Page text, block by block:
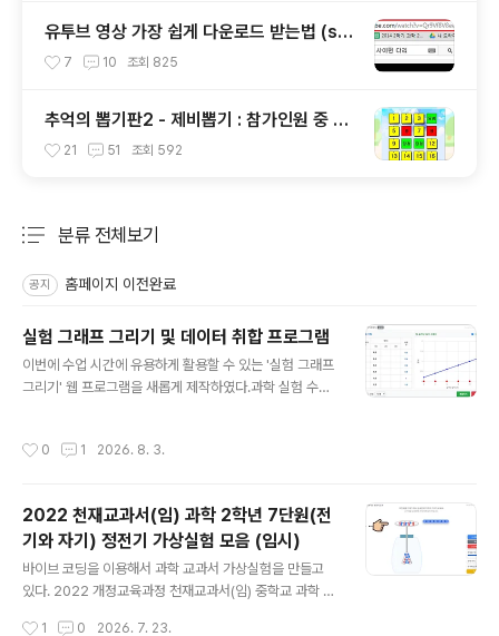
유투브 영상 가장 쉽게 다운로드 받는법 (ss
만 추가)
7 10 조회 825
추억의 뽑기판2 - 제비뽑기 : 참가인원 중 원
하는 인원 또는 발표자 선정
21 51 조회 592
분류 전체보기
공지 홈페이지 이전완료
실험 그래프 그리기 및 데이터 취합 프로그램
이번에 수업 시간에 유용하게 활용할 수 있는 '실험 그래프
그리기' 웹 프로그램을 새롭게 제작하였다.과학 실험 수업
매우 중요하다. 하지만 칠판에 일일이 적거나 엑셀로 취합
일 좋지만, 종이를 사용하지 않고도 이 프로그램은 스마트
폰, 태블릿, PC 등 어떤 기기에서든 완벽하게 작동하며, 학
생들이 입력한 데이터를 구글 스프레드시트로 실시간 취합
하여 교사용 화면에서 모든 모둠의 그래프를 한눈에 겹쳐
원하는 실험 주제에 맞게 수정하여 사용하실..
0 1 2026. 8. 3.
2022 천재교과서(임) 과학 2학년 7단원(전
기와 자기) 정전기 가상실험 모음 (임시)
바이브 코딩을 이용해서 과학 교과서 가상실험을 만들고
있다. 2022 개정교육과정 천재교과서(임) 중학교 과학 교
1 0 2026. 7. 23.